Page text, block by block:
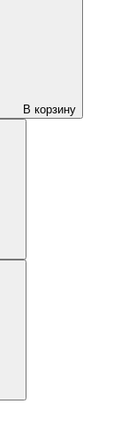
В корзину